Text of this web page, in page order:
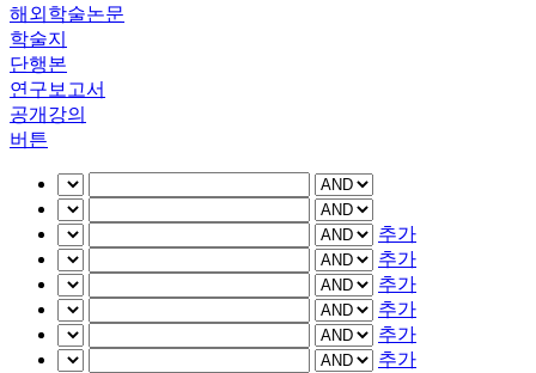
해외학술논문
학술지
단행본
연구보고서
공개강의
버튼
추가
추가
추가
추가
추가
추가